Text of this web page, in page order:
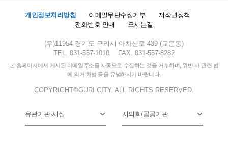
개인정보처리방침 이메일무단수집거부
저작권정책
전화번호 안내
오시는길
(우)11954 경기도 구리시 아차산로 439 (교문동)
TEL. 031-557-1010
FAX. 031-557-8282
본 홈페이지에서 게시된 이메일주소를 자동으로 수집하는 것을 거부하며, 위반 시 관련 법
에 의거 처벌 등을 유념하시기 바랍니다.
COPYRIGHT©GURI CITY. ALL RIGHTS RESERVED.
유관기관·시설 시의회/공공기관